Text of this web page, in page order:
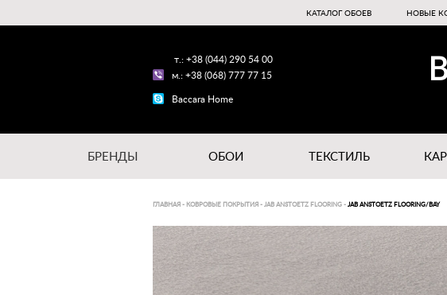
КАТАЛОГ ОБОЕВ НОВЫЕ
т.: +38 (044) 290 54 00
м.: +38 (068) 777 77 15
Baccara Home
БРЕНДЫ ОБОИ ТЕКСТИЛЬ
ГЛАВНАЯ - КОВРОВЫЕ ПОКРЫТИЯ - JAB ANSTOETZ FLOORING - JAB ANSTOETZ FLOORING/BAY